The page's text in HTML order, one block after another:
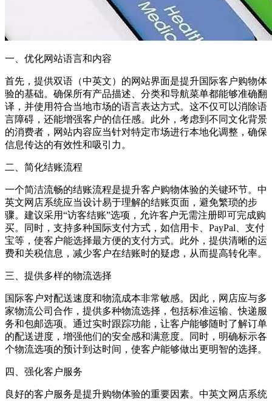
一、优化网站语言和内容
首先，提供双语（中英文）的网站界面是提升国际客户购物体
验的基础。确保所有产品描述、分类和导航菜单都能够准确翻
译，并使用符合当地市场的语言表达方式。这不仅可以消除语
言障碍，还能增强客户的信任感。此外，考虑到不同文化背景
的消费者，网站内容应当针对特定市场进行本地化调整，确保
信息传达的有效性和吸引力。
二、简化结账流程
一个简洁流畅的结账流程是提升客户购物体验的关键环节。中
英文网店系统应当设计易于理解的结账页面，避免繁琐的步
骤。建议采用“访客结账”选项，允许客户无需注册即可完成购
买。同时，支持多种国际支付方式，如信用卡、 PayPal 、支付
宝等，使客户能选择最方便的支付方式。此外，提供清晰的运
费和关税信息，减少客户在结账时的疑虑，从而提高转化率。
三、提供多样的物流选择
国际客户对配送速度和物流成本非常敏感。因此，网店应与多
家物流公司合作，提供多种物流选择，包括标准运输、快递服
务和包邮选项。通过实时跟踪功能，让客户能够随时了解订单
的配送进度，增强他们的安全感和满意度。同时，明确标示各
个物流选项的预计到达时间，使客户能够做出更明智的选择。
四、强化客户服务
良好的客户服务是提升购物体验的重要因素。中英文网店系统